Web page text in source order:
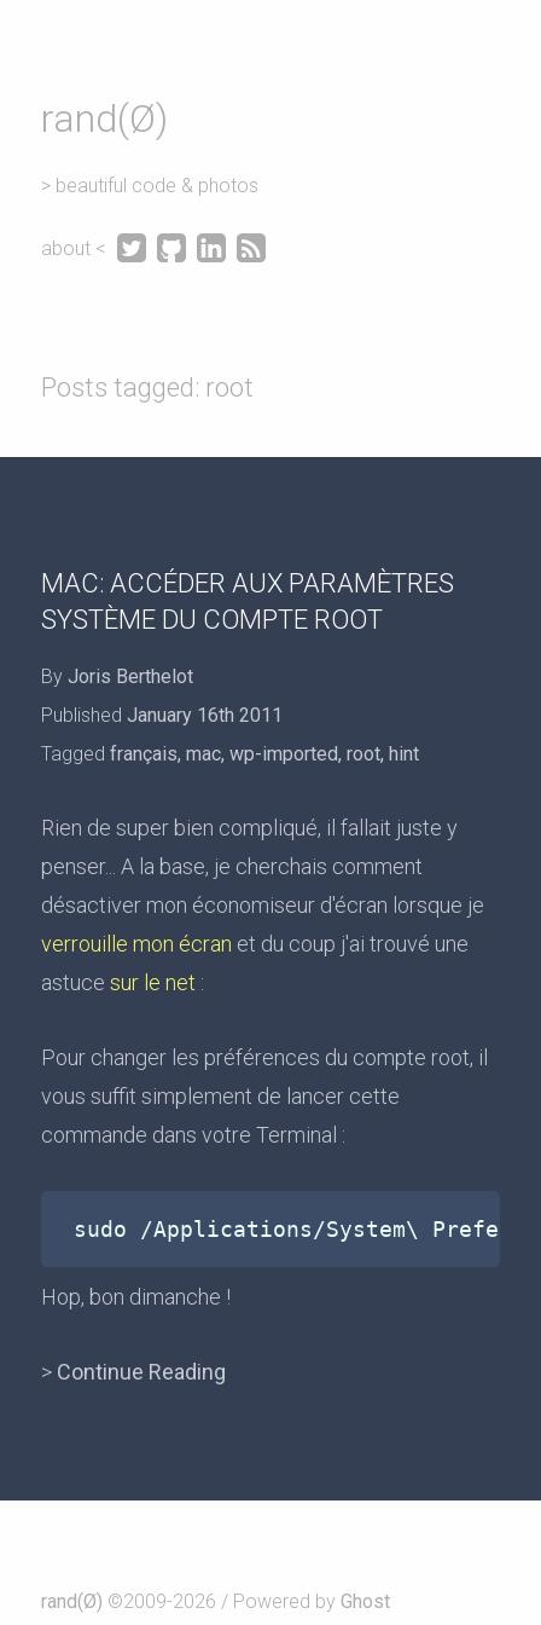
rand(Ø)
> beautiful code & photos
about <    
Posts tagged: root
MAC: ACCÉDER AUX PARAMÈTRES
SYSTÈME DU COMPTE ROOT
By Joris Berthelot
Published January 16th 2011
Tagged français, mac, wp-imported, root, hint
Rien de super bien compliqué, il fallait juste y
penser... A la base, je cherchais comment
désactiver mon économiseur d'écran lorsque je
verrouille mon écran et du coup j'ai trouvé une
astuce sur le net :
Pour changer les préférences du compte root, il
vous suffit simplement de lancer cette
commande dans votre Terminal :
Hop, bon dimanche !
> Continue Reading
rand(Ø) ©2009-2026 / Powered by Ghost